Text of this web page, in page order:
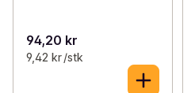
94,20 kr
9,42 kr /stk